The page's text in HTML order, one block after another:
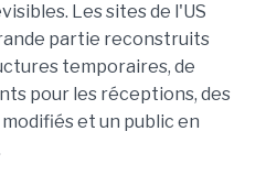
Les sites de l'US
partie reconstruits
temporaires, de
pour les réceptions, des
et un public en